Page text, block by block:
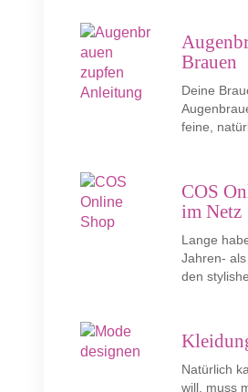
Brauen
Deine
feine,
COS
im Netz
Lange
Jahren-
den
Natürlich
will, muss